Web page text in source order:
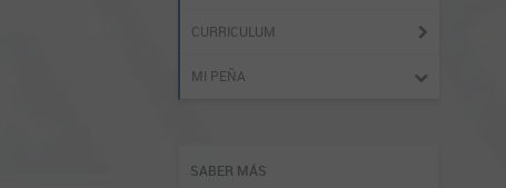
CURRICULUM
MI PEÑA
SABER MÁS